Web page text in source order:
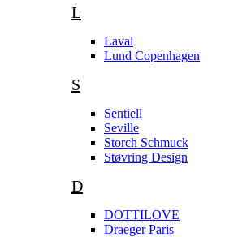
L
Laval
Lund Copenhagen
S
Sentiell
Seville
Storch Schmuck
Støvring Design
D
DOTTILOVE
Draeger Paris